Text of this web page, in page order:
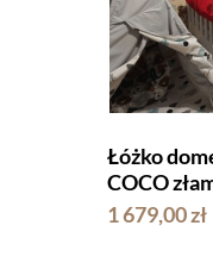
Łóżko
COCO
1 679,00 zł